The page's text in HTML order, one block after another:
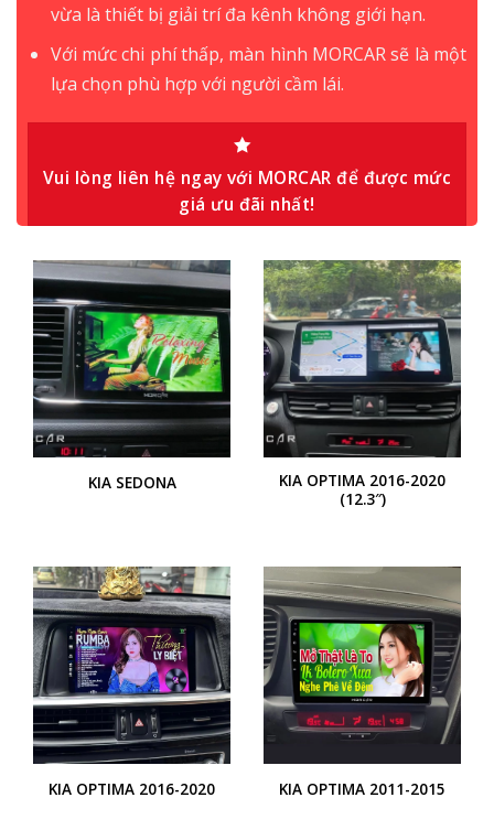
vừa là thiết bị giải trí đa kênh không giới hạn.
Với mức chi phí thấp, màn hình MORCAR sẽ là một
lựa chọn phù hợp với người cầm lái.
Vui lòng liên hệ ngay với MORCAR để được mức
giá ưu đãi nhất!
KIA SEDONA
KIA OPTIMA 2016-2020
(12.3″)
KIA OPTIMA 2016-2020 KIA OPTIMA 2011-2015